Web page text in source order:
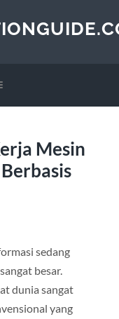
Mesin
sedang
besar.
dunia sangat
yang